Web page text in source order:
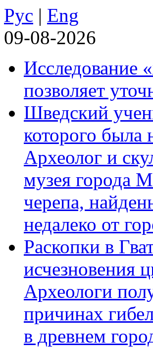
Рус | Eng
09-08-2026
Исследование
позволяет
Шведский
которого была
Археолог и
музея города
черепа,
недалеко от
Раскопки в
исчезновения
Археологи
причинах
в древнем